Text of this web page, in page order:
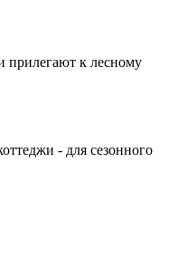
прилегают к лесному
- для сезонного